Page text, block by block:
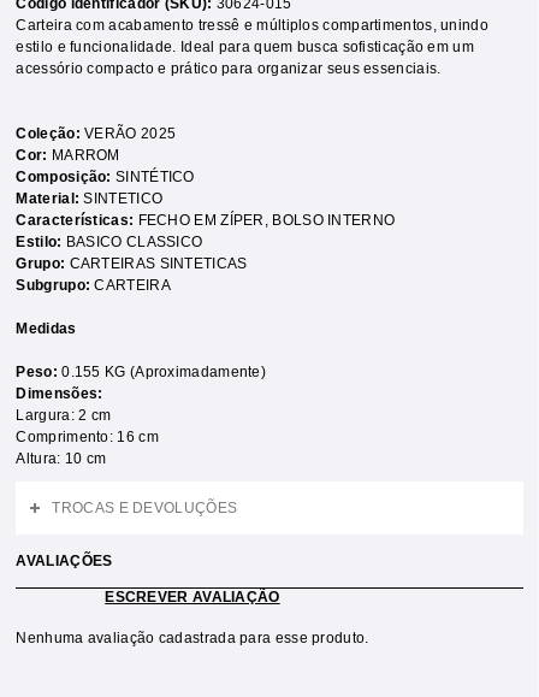
Código identificador (SKU): 30624-015
Carteira com acabamento tressê e múltiplos compartimentos, unindo
estilo e funcionalidade. Ideal para quem busca sofisticação em um
acessório compacto e prático para organizar seus essenciais.
Coleção:VERÃO 2025
Cor: MARROM
Composição:SINTÉTICO
Material:SINTETICO
Características: FECHO EM ZÍPER , BOLSO INTERNO
Estilo: BASICO CLASSICO
Grupo: CARTEIRAS SINTETICAS
Subgrupo:CARTEIRA
Medidas
Peso:0.155 KG (Aproximadamente)
Dimensões:
Largura: 2 cm
Comprimento: 16 cm
Altura: 10 cm
TROCAS E DEVOLUÇÕES
AVALIAÇÕES
ESCREVER AVALIAÇÃO
Nenhuma avaliação cadastrada para esse produto.